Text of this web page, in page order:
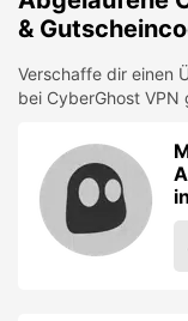
&
Verschaffe dir einen
bei CyberGhost VPN